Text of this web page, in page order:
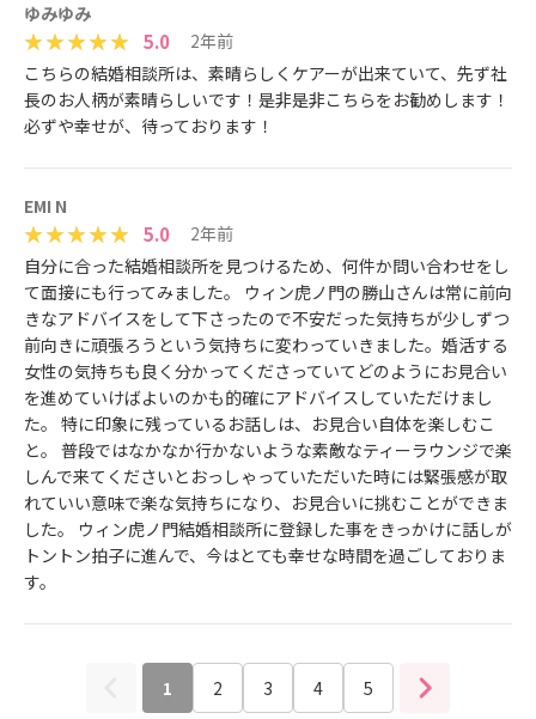
ゆみゆみ
5.0
2年前
こちらの結婚相談所は、素晴らしくケアーが出来ていて、先ず社
長のお人柄が素晴らしいです！是非是非こちらをお勧めします！
必ずや幸せが、待っております！
EMI N
5.0
2年前
自分に合った結婚相談所を見つけるため、何件か問い合わせをし
て面接にも行ってみました。 ウィン虎ノ門の勝山さんは常に前向
きなアドバイスをして下さったので不安だった気持ちが少しずつ
前向きに頑張ろうという気持ちに変わっていきました。婚活する
女性の気持ちも良く分かってくださっていてどのようにお見合い
を進めていけばよいのかも的確にアドバイスしていただけまし
た。 特に印象に残っているお話しは、お見合い自体を楽しむこ
と。 普段ではなかなか行かないような素敵なティーラウンジで楽
しんで来てくださいとおっしゃっていただいた時には緊張感が取
れていい意味で楽な気持ちになり、お見合いに挑むことができま
した。 ウィン虎ノ門結婚相談所に登録した事をきっかけに話しが
トントン拍子に進んで、今はとても幸せな時間を過ごしておりま
す。
1 2 3 4 5